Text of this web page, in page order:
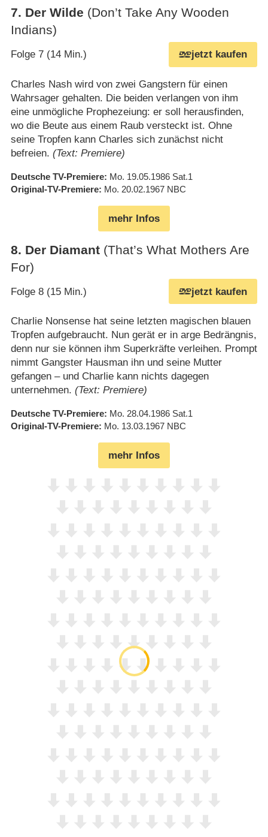
7. Der Wilde (Don’t Take Any Wooden
Indians)
Folge 7 (14 Min.) jetzt kaufen
Charles Nash wird von zwei Gangstern für einen
Wahrsager gehalten. Die beiden verlangen von ihm
eine unmögliche Prophezeiung: er soll herausfinden,
wo die Beute aus einem Raub versteckt ist. Ohne
seine Tropfen kann Charles sich zunächst nicht
befreien. (Text: Premiere)
Deutsche TV-Premiere Mo. 19.05.1986 Sat.1
Original-TV-Premiere Mo. 20.02.1967 NBC
mehr Infos
8. Der Diamant (That’s What Mothers Are
For)
Folge 8 (15 Min.) jetzt kaufen
Charlie Nonsense hat seine letzten magischen blauen
Tropfen aufgebraucht. Nun gerät er in arge Bedrängnis,
denn nur sie können ihm Superkräfte verleihen. Prompt
nimmt Gangster Hausman ihn und seine Mutter
gefangen – und Charlie kann nichts dagegen
unternehmen. (Text: Premiere)
Deutsche TV-Premiere Mo. 28.04.1986 Sat.1
Original-TV-Premiere Mo. 13.03.1967 NBC
mehr Infos